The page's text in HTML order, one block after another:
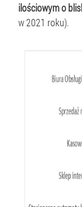
ilościowym o
w 2021 roku).